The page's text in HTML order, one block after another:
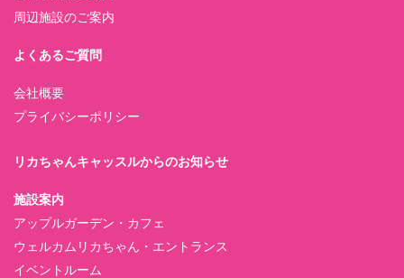
周辺施設のご案内
よくあるご質問
会社概要
プライバシーポリシー
リカちゃんキャッスルからのお知らせ
施設案内
アップルガーデン・カフェ
ウェルカムリカちゃん・エントランス
イベントルーム